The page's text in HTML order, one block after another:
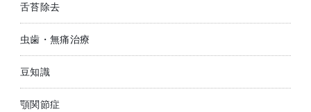
舌苔除去
虫歯・無痛治療
豆知識
顎関節症